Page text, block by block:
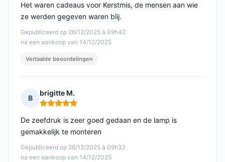
Gepubliceerd op 26/12/2025 à 09h42
na een aankoop van 14/12/2025
Het waren cadeaus voor Kerstmis, de mensen aan wie
ze werden gegeven waren blij.
Vertaalde beoordelingen
B
brigitte M.
Opmerking: 5 van 5
Gepubliceerd op 26/12/2025 à 09h32
na een aankoop van 14/12/2025
De zeefdruk is zeer goed gedaan en de lamp is
gemakkelijk te monteren